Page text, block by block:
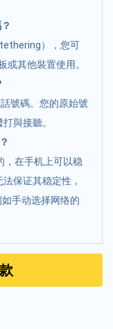
），您可
或其他裝置使用。
號碼。您的原始號
與接聽。
，在手机上可以稳
保证其稳定性，
手动选择网络的